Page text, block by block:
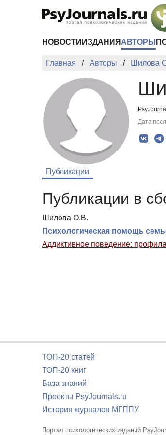
НОВОСТИ ИЗДАНИЯ АВТОРЫ
Главная Авторы Шилова
Дата
Публикации
Публикации в
Шилова О.В.
Психологическая помощь
Аддиктивное поведение:
ТОП-20 статей
ТОП-20 книг
База знаний
Проекты PsyJournals.ru
История журналов МГППУ
Портал психологических изданий